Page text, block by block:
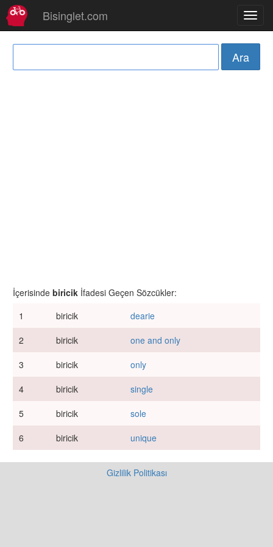
Bisinglet.com
İçerisinde biricik İfadesi Geçen Sözcükler:
1
biricik
dearie
2
biricik
one and only
3
biricik
only
4
biricik
single
5
biricik
sole
6
biricik unique
Gizlilik Politikası